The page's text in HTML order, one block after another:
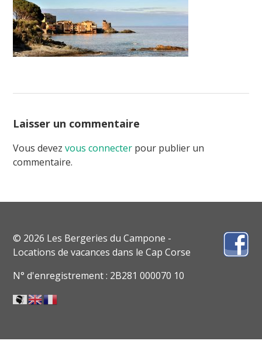
Laisser un commentaire
Vous devezvous connecter pour publier un
commentaire.
© 2026 Les Bergeries du Campone -
Locations de vacances dans le Cap Corse
N° d'enregistrement : 2B281 000070 10